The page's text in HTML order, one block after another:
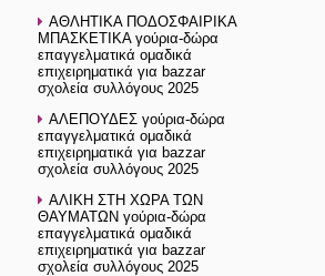
ΑΘΛΗΤΙΚΑ ΠΟΔΟΣΦΑΙΡΙΚΑ
ΜΠΑΣΚΕΤΙΚΑ γούρια-δώρα
επαγγελματικά ομαδικά
επιχειρηματικά για bazzar
σχολεία συλλόγους 2025
ΑΛΕΠΟΥΔΕΣ γούρια-δώρα
επαγγελματικά ομαδικά
επιχειρηματικά για bazzar
σχολεία συλλόγους 2025
ΑΛΙΚΗ ΣΤΗ ΧΩΡΑ ΤΩΝ
ΘΑΥΜΑΤΩΝ γούρια-δώρα
επαγγελματικά ομαδικά
επιχειρηματικά για bazzar
σχολεία συλλόγους 2025